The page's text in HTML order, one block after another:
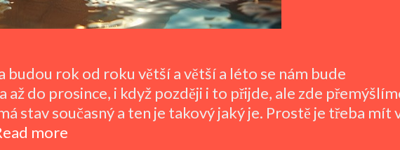
rok od roku větší a větší a léto se nám bude
až do prosince, i když později i to přijde, ale zde
stav současný a ten je takový jaký je. Prostě je třeba mít
more